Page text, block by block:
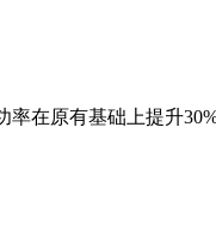
在原有基础上提升